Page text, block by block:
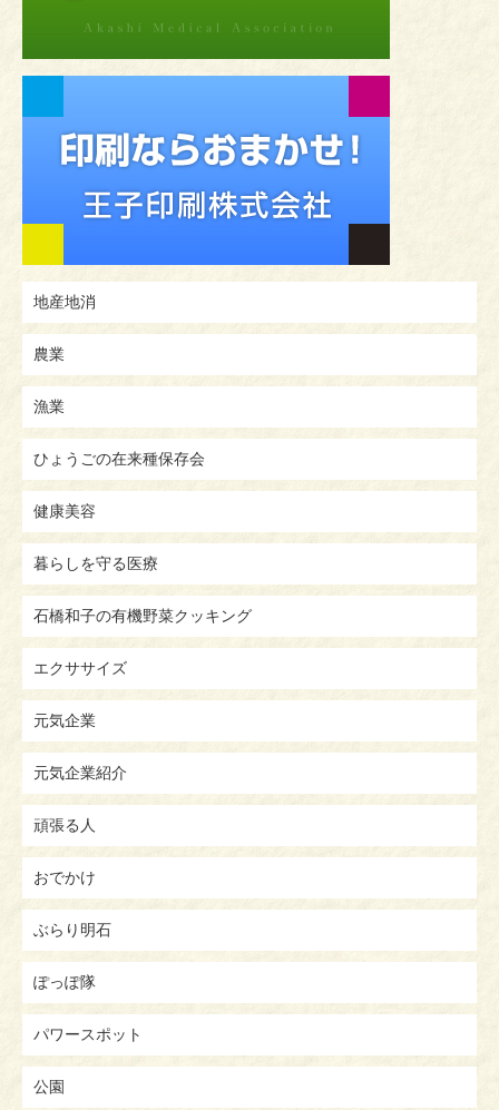
地産地消
農業
漁業
ひょうごの在来種保存会
健康美容
暮らしを守る医療
石橋和子の有機野菜クッキング
エクササイズ
元気企業
元気企業紹介
頑張る人
おでかけ
ぶらり明石
ぽっぽ隊
パワースポット
公園